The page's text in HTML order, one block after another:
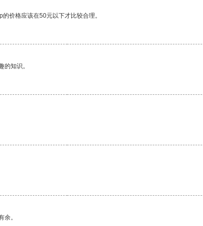
价格应该在50元以下才比较合理。
知识。
。